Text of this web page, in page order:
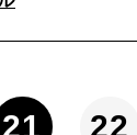
21
22